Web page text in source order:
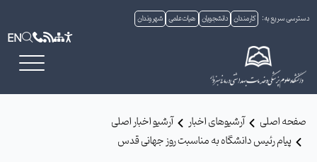
دسترسی سریع به: کارمندان دانشجویان هیات علمی شهروندان
EN
صفحه اصلی آرشیوهای اخبار
آرشیو اخبار اصلی
پیام رئیس دانشگاه به مناسبت روز جهانی قدس